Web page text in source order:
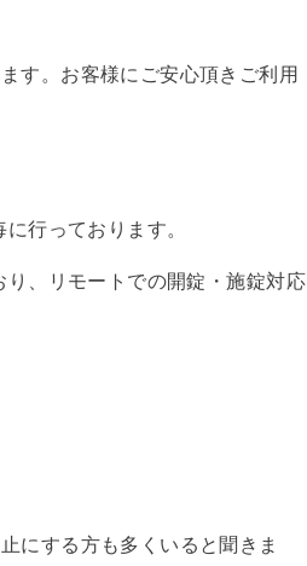
す。お客様にご安心頂きご利用
行っております。
、リモートでの開錠・施錠対応
にする方も多くいると聞きま